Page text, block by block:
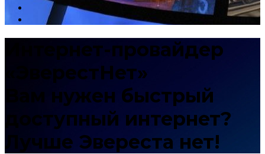
Интернет-провайдер
«ЭверестНет»
Вам нужен быстрый
доступный интернет?
Лучше Эвереста нет!